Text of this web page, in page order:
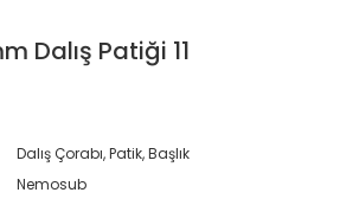
Dalış Patiği 11
Dalış Çorabı, Patik, Başlık
Nemosub